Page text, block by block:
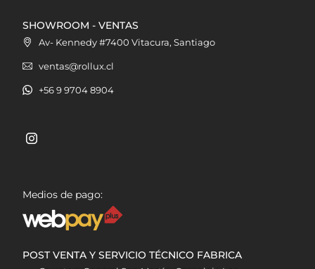
SHOWROOM - VENTAS
Av- Kennedy #7400 Vitacura, Santiago
ventas@rollux.cl
+56 9 9704 8904
Medios de pago:
POST VENTA Y SERVICIO TÉCNICO FABRICA